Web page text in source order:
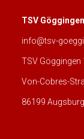
TSV
info@tsv-
TSV Göggingen
Von-Cobres-
86199 Augsburg